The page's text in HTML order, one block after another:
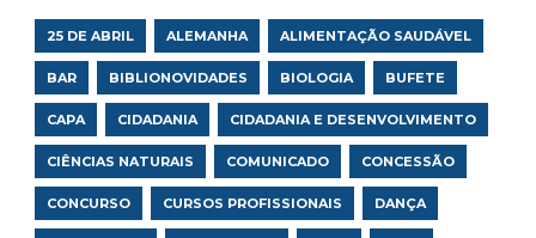
25 DE ABRIL ALEMANHA ALIMENTAÇÃO SAUDÁVEL
BAR BIBLIONOVIDADES BIOLOGIA BUFETE
CAPA CIDADANIA CIDADANIA E DESENVOLVIMENTO
CIÊNCIAS NATURAIS COMUNICADO CONCESSÃO
CONCURSO CURSOS PROFISSIONAIS DANÇA